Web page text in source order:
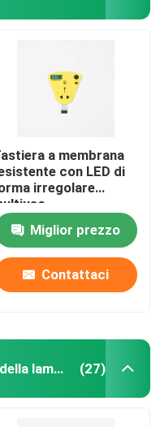
a membrana
con LED di
irregolare
Miglior prezzo
Contattaci
Commutatore di membrana della lampadina (27)